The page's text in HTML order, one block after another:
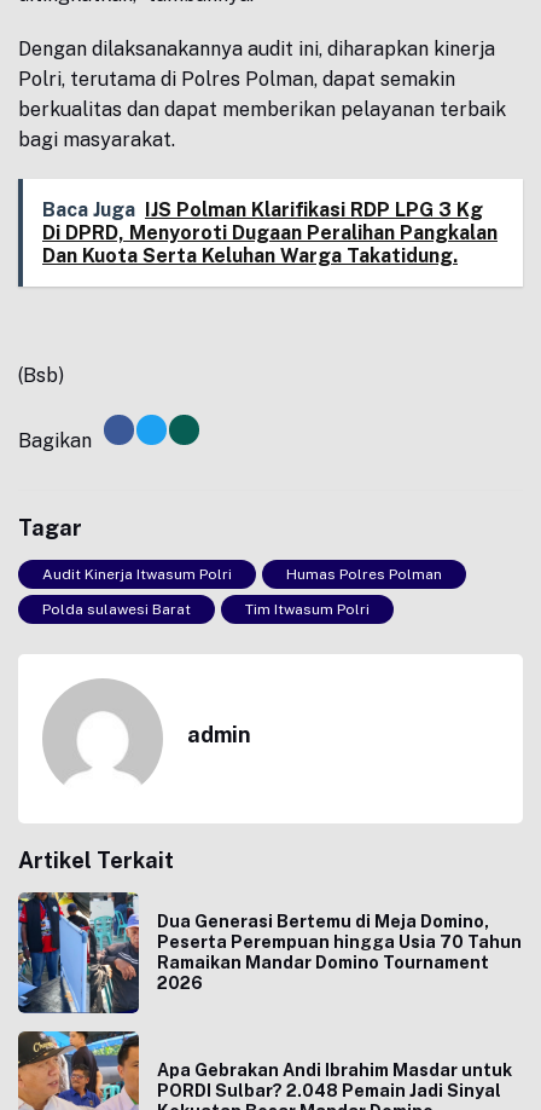
Dengan dilaksanakannya audit ini, diharapkan kinerja
Polri, terutama di Polres Polman, dapat semakin
berkualitas dan dapat memberikan pelayanan terbaik
bagi masyarakat.
Baca Juga IJS Polman Klarifikasi RDP LPG 3 Kg
Di DPRD, Menyoroti Dugaan Peralihan Pangkalan
Dan Kuota Serta Keluhan Warga Takatidung.
(Bsb)
Bagikan
Tagar
Audit Kinerja Itwasum Polri Humas Polres Polman
Polda sulawesi Barat Tim Itwasum Polri
admin
Artikel Terkait
Dua Generasi Bertemu di Meja Domino,
Peserta Perempuan hingga Usia 70 Tahun
Ramaikan Mandar Domino Tournament
2026
Apa Gebrakan Andi Ibrahim Masdar untuk
PORDI Sulbar? 2.048 Pemain Jadi Sinyal